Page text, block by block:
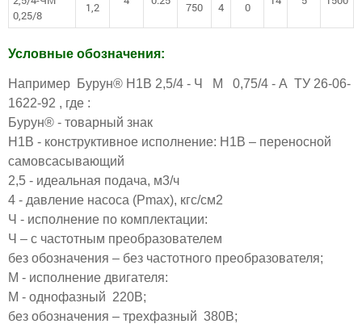
0,25/8
1,2
750
4
0
Условные обозначения:
Например Бурун® Н1В 2,5/4 - Ч М 0,75/4 - А ТУ 26-06-
1622-92 , где :
Бурун® - товарный знак
Н1В - конструктивное исполнение: Н1В – переносной
самовсасывающий
2,5 - идеальная подача, м3/ч
4 - давление насоса (Рmax), кгс/см2
Ч - исполнение по комплектации:
Ч – с частотным преобразователем
без обозначения – без частотного преобразователя;
М - исполнение двигателя:
М - однофазный 220В;
без обозначения – трехфазный 380В;